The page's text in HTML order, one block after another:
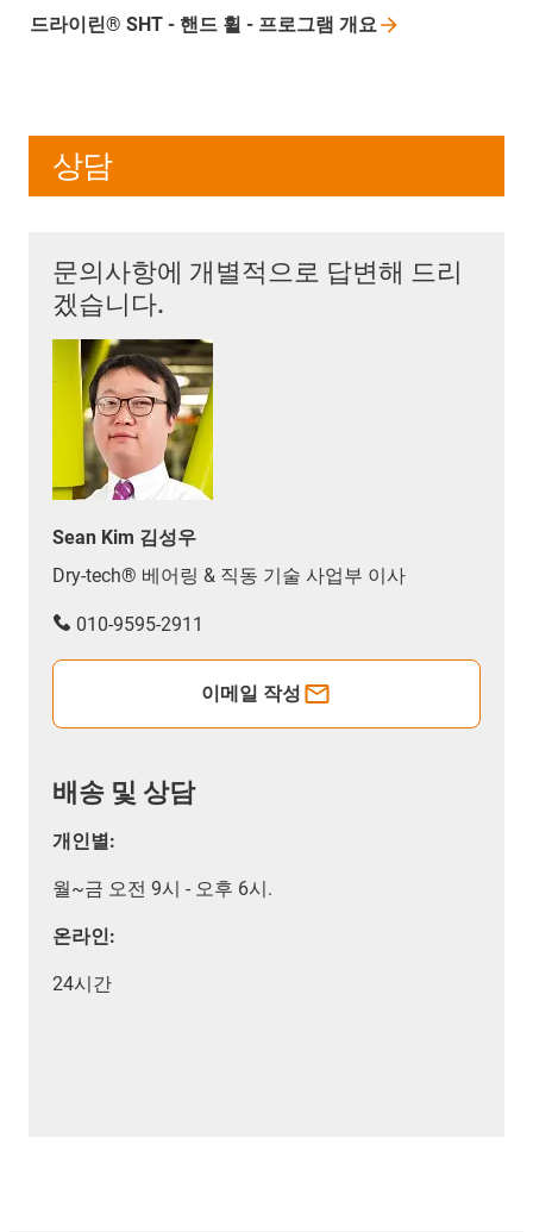
드라이린® SHT - 핸드 휠 - 프로그램 개요
상담
문의사항에 개별적으로 답변해 드리
겠습니다.
Sean Kim 김성우
Dry-tech® 베어링 & 직동 기술 사업부 이사
010-9595-2911
이메일 작성
배송 및 상담
개인별:
월~금 오전 9시 - 오후 6시.
온라인:
24시간